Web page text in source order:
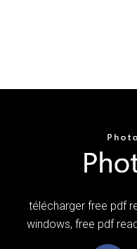
télécharger free pdf
windows, free pdf